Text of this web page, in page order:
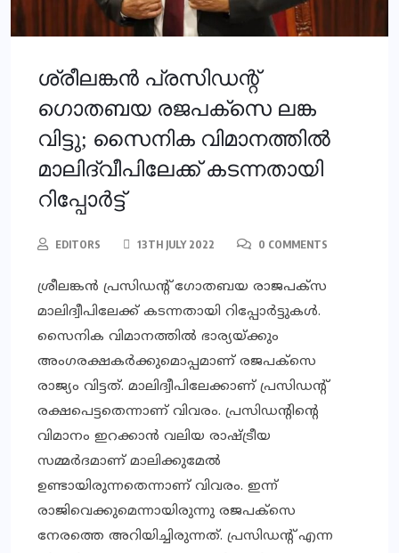
ശ്രീലങ്കന്‍ പ്രസിഡന്റ്
ഗൊതബയ രജപക്സെ ലങ്ക
വിട്ടു; സൈനിക വിമാനത്തില്‍
മാലിദ്വീപിലേക്ക് കടന്നതായി
റിപ്പോര്‍ട്ട്
EDITORS 13TH JULY 2022 0 COMMENTS
ശ്രീലങ്കന്‍ പ്രസിഡന്റ് ഗോതബയ രാജപക്സ
മാലിദ്വീപിലേക്ക് കടന്നതായി റിപ്പോര്‍ട്ടുകള്‍.
സൈനിക വിമാനത്തില്‍ ഭാര്യയ്ക്കും
അംഗരക്ഷകര്‍ക്കുമൊപ്പമാണ് രജപക്സെ
രാജ്യം വിട്ടത്. മാലിദ്വീപിലേക്കാണ് പ്രസിഡന്റ്
രക്ഷപെട്ടതെന്നാണ് വിവരം. പ്രസിഡന്റിന്റെ
വിമാനം ഇറക്കാന്‍ വലിയ രാഷ്ട്രീയ
സമ്മര്‍ദമാണ് മാലിക്കുമേല്‍
ഉണ്ടായിരുന്നതെന്നാണ് വിവരം. ഇന്ന്
രാജിവെക്കുമെന്നായിരുന്നു രജപക്സെ
നേരത്തെ അറിയിച്ചിരുന്നത്. പ്രസിഡന്റ് എന്ന